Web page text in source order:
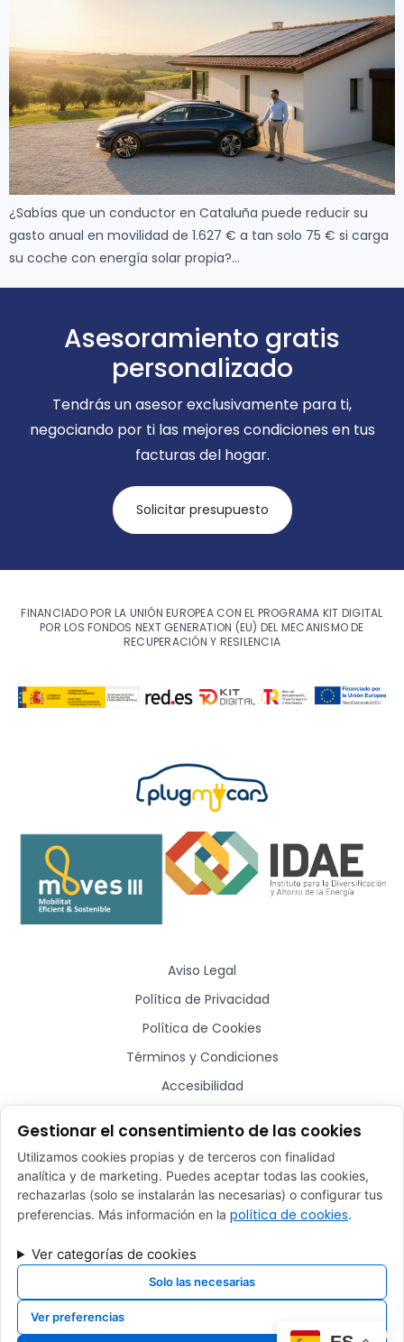
¿Sabías que un conductor en Cataluña puede reducir su
gasto anual en movilidad de 1.627 € a tan solo 75 € si carga
su coche con energía solar propia?…
Asesoramiento gratis
personalizado
Tendrás un asesor exclusivamente para ti,
negociando por ti las mejores condiciones en tus
facturas del hogar.
Solicitar presupuesto
FINANCIADO POR LA UNIÓN EUROPEA CON EL PROGRAMA KIT DIGITAL
POR LOS FONDOS NEXT GENERATION (EU) DEL MECANISMO DE
RECUPERACIÓN Y RESILENCIA
Aviso Legal
Política de Privacidad
Política de Cookies
Términos y Condiciones
Accesibilidad
¿Hablamos?
comercial@plugmycar.es
Rafael Batlle, 16 - Barcelona (08017)
Gestionar el consentimiento de las cookies
Utilizamos cookies propias y de terceros con finalidad
analítica y de marketing. Puedes aceptar todas las cookies,
rechazarlas (solo se instalarán las necesarias) o configurar tus
preferencias. Más información en la política de cookies.
Ver categorías de cookies
Solo las necesarias
Ver preferencias